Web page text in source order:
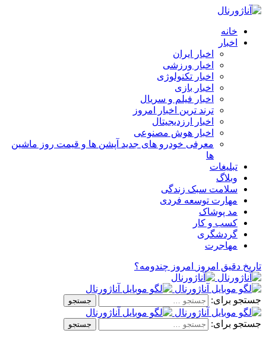
خانه
اخبار
اخبار ایران
اخبار ورزشی
اخبار تکنولوژی
اخبار بازی
اخبار فیلم و سریال
ترند ترین اخبار امروز
اخبار ارزدیجیتال
اخبار هوش مصنوعی
معرفی خودرو های جدید آپشن‌ ها و قیمت روز ماشین‌
ها
تبلیغات
وبلاگ
سلامت سبک زندگی
مهارت توسعه فردی
مد پوشاک
کسب و کار
گردشگری
مهاجرت
تاریخ دقیق امروز امروز چندومه؟
جستجو برای:
جستجو برای: